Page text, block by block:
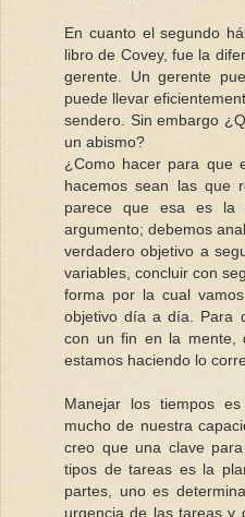
En cuanto el segundo
libro de Covey, fue la
gerente. Un gerente
puede llevar
sendero. Sin embargo
un abismo?
¿Como hacer para que
hacemos sean las que
parece que esa es la
argumento; debemos
verdadero objetivo a
variables, concluir con
forma por la cual
objetivo día a día. Para
con un fin en la mente,
estamos haciendo lo
Manejar los tiempos
mucho de nuestra
creo que una clave
tipos de tareas es la
partes, uno es
urgencia de las tareas y